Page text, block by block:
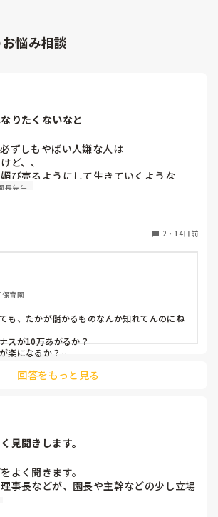
悩み相談
りたくないなと
ずしもやばい人嫌な人は
ど、、
び売るようにして生きていくような
なと。。
くないです。
先生がいました
ったりついていく先生もいやでした
生と今でも会うのですが
よかったね💦と
生と会った時に聞いたのですが、
なった先生が
口言われてました
ーンとしていて何も言わない。
すよね
生は目の前で叱られましたが、
ことは、陰で言ってるんだなと。
聞いてやば、、と思いました。
長先生
2・ 14日前
育園
も、たかが儲かるものなんか知れてんのにね
スが10万あがるか？
楽になるか？
かに挨拶をする。
、僕は思いますね。
たり出世だったり。
力なのかな？
反映なのかな？
回答をもっと見る
見聞きします。
よく聞きます。
事長などが、園長や主幹などの少し立場
の保護者からも見えるところで叱責して